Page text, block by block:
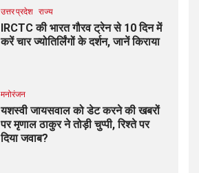
उत्तर प्रदेश राज्य
IRCTC की भारत गौरव ट्रेन से 10 दिन में
करें चार ज्योतिर्लिंगों के दर्शन, जानें किराया
मनोरंजन
यशस्वी जायसवाल को डेट करने की खबरों
पर मृणाल ठाकुर ने तोड़ी चुप्पी, रिश्ते पर
दिया जवाब?